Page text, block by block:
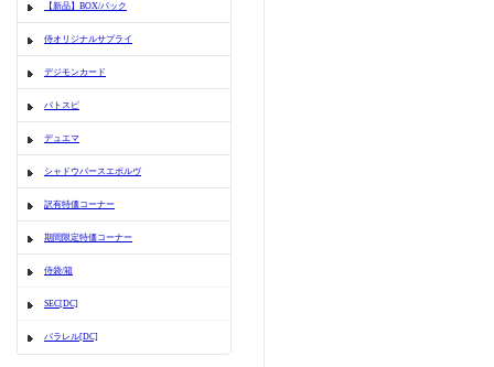
【新品】BOX/パック
侍オリジナルサプライ
デジモンカード
バトスピ
デュエマ
シャドウバースエボルヴ
訳有特価コーナー
期間限定特価コーナー
侍袋/箱
SEC[DC]
パラレル[DC]